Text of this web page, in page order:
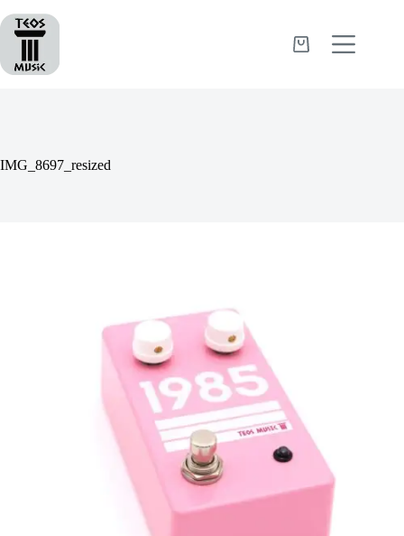
au
contenu
Panier
IMG_8697_resized